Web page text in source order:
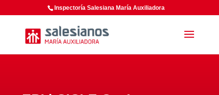
Inspectoría Salesiana María Auxiliadora